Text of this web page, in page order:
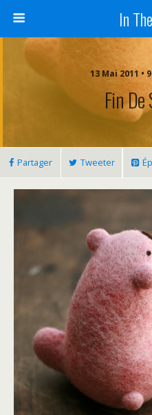
In
13 Mai 2011 •
Fin
Partager Tweeter